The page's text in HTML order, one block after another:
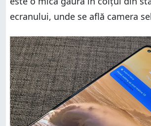
ecranului, unde se află camera